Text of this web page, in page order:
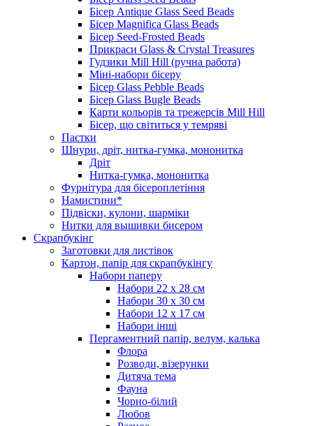
Бісер Antique Glass Seed Beads
Бісер Magnifica Glass Beads
Бісер Seed-Frosted Beads
Прикраси Glass & Crystal Treasures
Гудзики Mill Hill (ручна работа)
Міні-набори бісеру
Бісер Glass Pebble Beads
Бісер Glass Bugle Beads
Карти кольорів та трежерсів Mill Hill
Бісер, що світиться у темряві
Паєтки
Шнури, дріт, нитка-гумка, мононитка
Дріт
Нитка-гумка, мононитка
Фурнітура для бісероплетіння
Намистини*
Підвіски, кулони, шарміки
Нитки для вышивки бисером
Скрапбукінг
Заготовки для листівок
Картон, папір для скрапбукінгу
Набори паперу
Набори 22 х 28 см
Набори 30 х 30 см
Набори 12 х 17 см
Набори інші
Пергаментний папір, велум, калька
Флора
Розводи, візерунки
Дитяча тема
Фауна
Чорно-білий
Любов